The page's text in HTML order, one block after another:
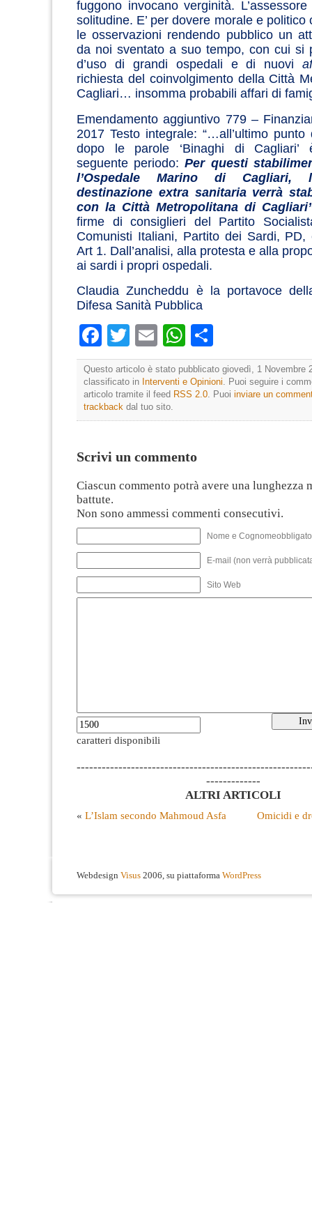
fuggono invocano verginità.
solitudine. E’ per dovere morale e politico
leosservazioni rendendo pubblico un
da noi sventato a suo tempo, con cui si
d’uso di grandi ospedali e di nuovi
richiesta del coinvolgimento della Città
Cagliari… insomma probabili affari di
Emendamento aggiuntivo 779 –
2017 Testo integrale: “…all’ultimo punto
dopo le parole ‘Binaghi di Cagliari’
seguente periodo:Per questi
l’Ospedale Marino di Cagliari,
destinazione extra sanitaria verrà
con la Città Metropolitana di
firme di consiglieri del Partito
Comunisti Italiani, Partito dei Sardi,
Art 1. Dall’analisi, alla protesta e alla
ai sardi i propri ospedali.
Claudia Zuncheddu è la portavoce
Difesa Sanità Pubblica
Facebook
TwitterEmailWhatsApp
Questo articolo è stato pubblicato giovedì, 1 Novembre
classificato in Interventi e Opinioni. Puoi seguire i
articolo tramite il feed RSS 2.0. Puoi inviare un
trackback dal tuo sito.
Scrivi un commento
Ciascun commento potrà avere una lunghezza
battute.
Non sono ammessi commenti consecutivi.
Nome e
E-mail (non verrà
Sito Web
caratteri disponibili
-------------
ALTRI ARTICOLI
« L’Islam secondo Mahmoud Asfa Omicidi e
Webdesign Visus 2006, su piattaforma WordPress